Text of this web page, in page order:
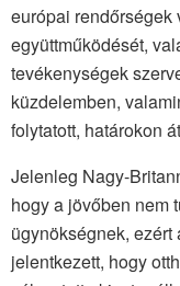
európai rendőrségek
együttműködését,
tevékenységek
küzdelemben,
folytatott, határokon
Jelenleg Nagy-
hogy a jövőben nem
ügynökségnek,
jelentkezett, hogy